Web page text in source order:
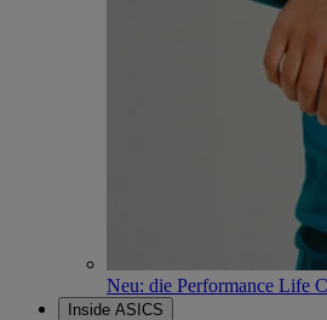
Neu: die Performance Life
Inside ASICS